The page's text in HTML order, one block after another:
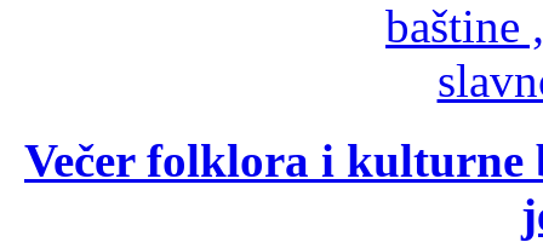
Večer folklora i kulturne